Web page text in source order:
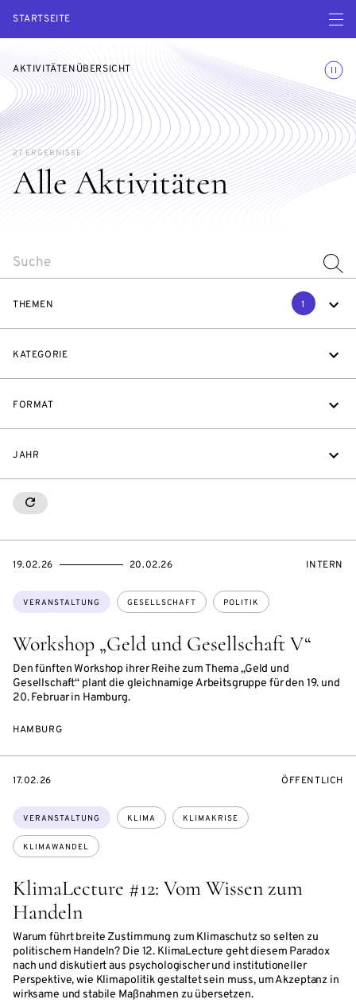
STARTSEITE Menü
AKTIVITÄTENÜBERSICHT
Alle Aktivitäten
27 ERGEBNISSE
THEMEN 1
KATEGORIE
FORMAT
JAHR
RESETALL
Workshop „Geld und Gesellschaft V“
Den fünften Workshop ihrer Reihe zum Thema „Geld und
Gesellschaft“ plant die gleichnamige Arbeitsgruppe für den 19. und
20. Februar in Hamburg.
Themen:
VERANSTALTUNG GESELLSCHAFT POLITIK
EVENTBEGINSON
19.02.26
EVENTENDSON 20.02.26 INTERN
HAMBURG
KlimaLecture #12: Vom Wissen zum
Handeln
Warum führt breite Zustimmung zum Klimaschutz so selten zu
politischem Handeln? Die 12. KlimaLecture geht diesem Paradox
nach und diskutiert aus psychologischer und institutioneller
Perspektive, wie Klimapolitik gestaltet sein muss, um Akzeptanz in
wirksame und stabile Maßnahmen zu übersetzen.
Themen:
VERANSTALTUNG KLIMA KLIMAKRISE
KLIMAWANDEL
EVENTBEGINSON
17.02.26 ÖFFENTLICH